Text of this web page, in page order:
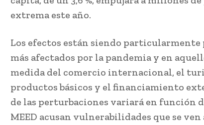
extrema este año.
Los efectos están siendo particularmente
más afectados por la pandemia y en
medida del comercio internacional, el
productos básicos y el financiamiento
de las perturbaciones variará en función
MEED acusan vulnerabilidades que se